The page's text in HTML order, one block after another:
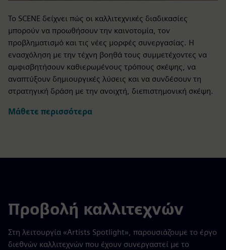
Το SCENE δείχνει πώς οι καλλιτεχνικές διαδικασίες
μπορούν να προωθήσουν την καινοτομία, τον
προβληματισμό και τις νέες μορφές συνεργασίας. Η
ενασχόληση με την τέχνη βοηθά τους συμμετέχοντες να
αμφισβητήσουν καθιερωμένους τρόπους σκέψης, να
αναπτύξουν δημιουργικές λύσεις και να συνδέσουν τη
στρατηγική δράση με την ανοιχτή, διεπιστημονική σκέψη.
Μάθετε περισσότερα
Προβολή καλλιτεχνών
Στη λειτουργία «Artists Spotlight», παρουσιάζουμε το έργο
διεθνών καλλιτεχνών που έχουν συνεργαστεί με το